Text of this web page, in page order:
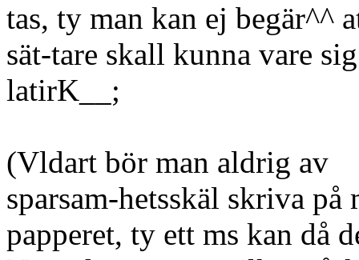
tas, ty man kan ej begär^^
sät-tare skall kunna vare
latirK__;
(Vldart bör man aldrig av
sparsam-hetsskäl skriva på
papperet, ty ett ms kan då